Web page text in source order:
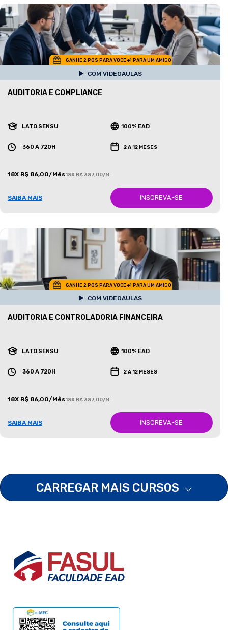
GANHE 2 POS PARA VOCE +1 PARA UM AMIGO
COM VIDEOAULAS
AUDITORIA E COMPLIANCE
LATO SENSU 100% EAD
360 A 720H 2 A 12 MESES
18X R$ 86,00/Mês18X R$ 387,00/Mês
SAIBA MAIS INSCREVA-SE
GANHE 2 POS PARA VOCE +1 PARA UM AMIGO
COM VIDEOAULAS
AUDITORIA E CONTROLADORIA FINANCEIRA
LATO SENSU 100% EAD
360 A 720H 2 A 12 MESES
18X R$ 86,00/Mês18X R$ 387,00/Mês
SAIBA MAIS INSCREVA-SE
CARREGAR MAIS CURSOS